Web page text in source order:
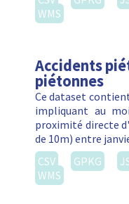
WMS
Accidents
piétonnes
Ce dataset
impliquant au
proximité directe
de 10m) entre
CSV
GPKG
WMS